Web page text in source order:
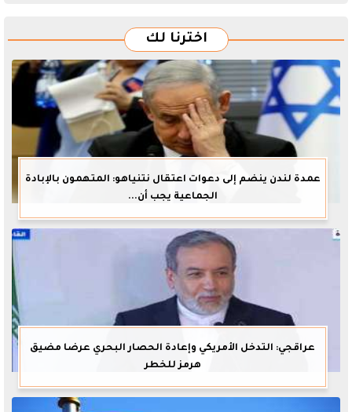
اخترنا لك
عمدة لندن ينضم إلى دعوات اعتقال نتنياهو: المتهمون بالإبادة
الجماعية يجب أن...
عراقجي: التدخل الأمريكي وإعادة الحصار البحري عرضا مضيق
هرمز للخطر